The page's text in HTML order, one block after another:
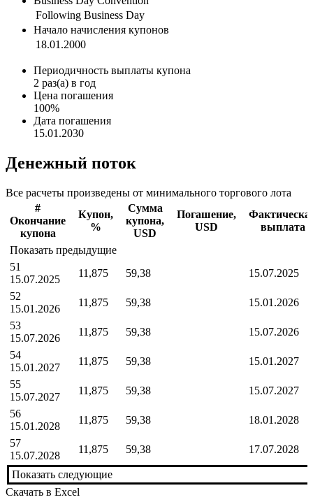
Following Business Day
Начало начисления купонов
18.01.2000
Периодичность выплаты купона
2 раз(а) в год
Цена погашения
100%
Дата погашения
15.01.2030
Денежный поток
Все расчеты произведены от минимального торгового лота
#
Окончание
купона
Купон,
%
Сумма
купона,
USD
Погашение,
USD
выплата
Показать предыдущие
51
15.07.2025
11,875 59,38
15.07.2025
52
15.01.2026
11,875 59,38
15.01.2026
53
15.07.2026
11,875 59,38
15.07.2026
54
15.01.2027
11,875 59,38
15.01.2027
55
15.07.2027
11,875 59,38
15.07.2027
56
15.01.2028
11,875 59,38
18.01.2028
57
15.07.2028
11,875 59,38 17.07.2028
Показать следующие
Скачать в Excel